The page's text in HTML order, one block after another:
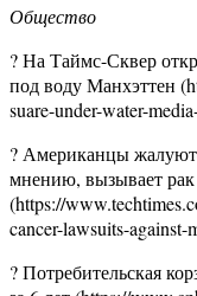
Общество
? На Таймс-Сквер
под воду Манхэттен
suare-under-water-
? Американцы
мнению, вызывает рак
(https://
cancer-lawsuits-
? Потребительская